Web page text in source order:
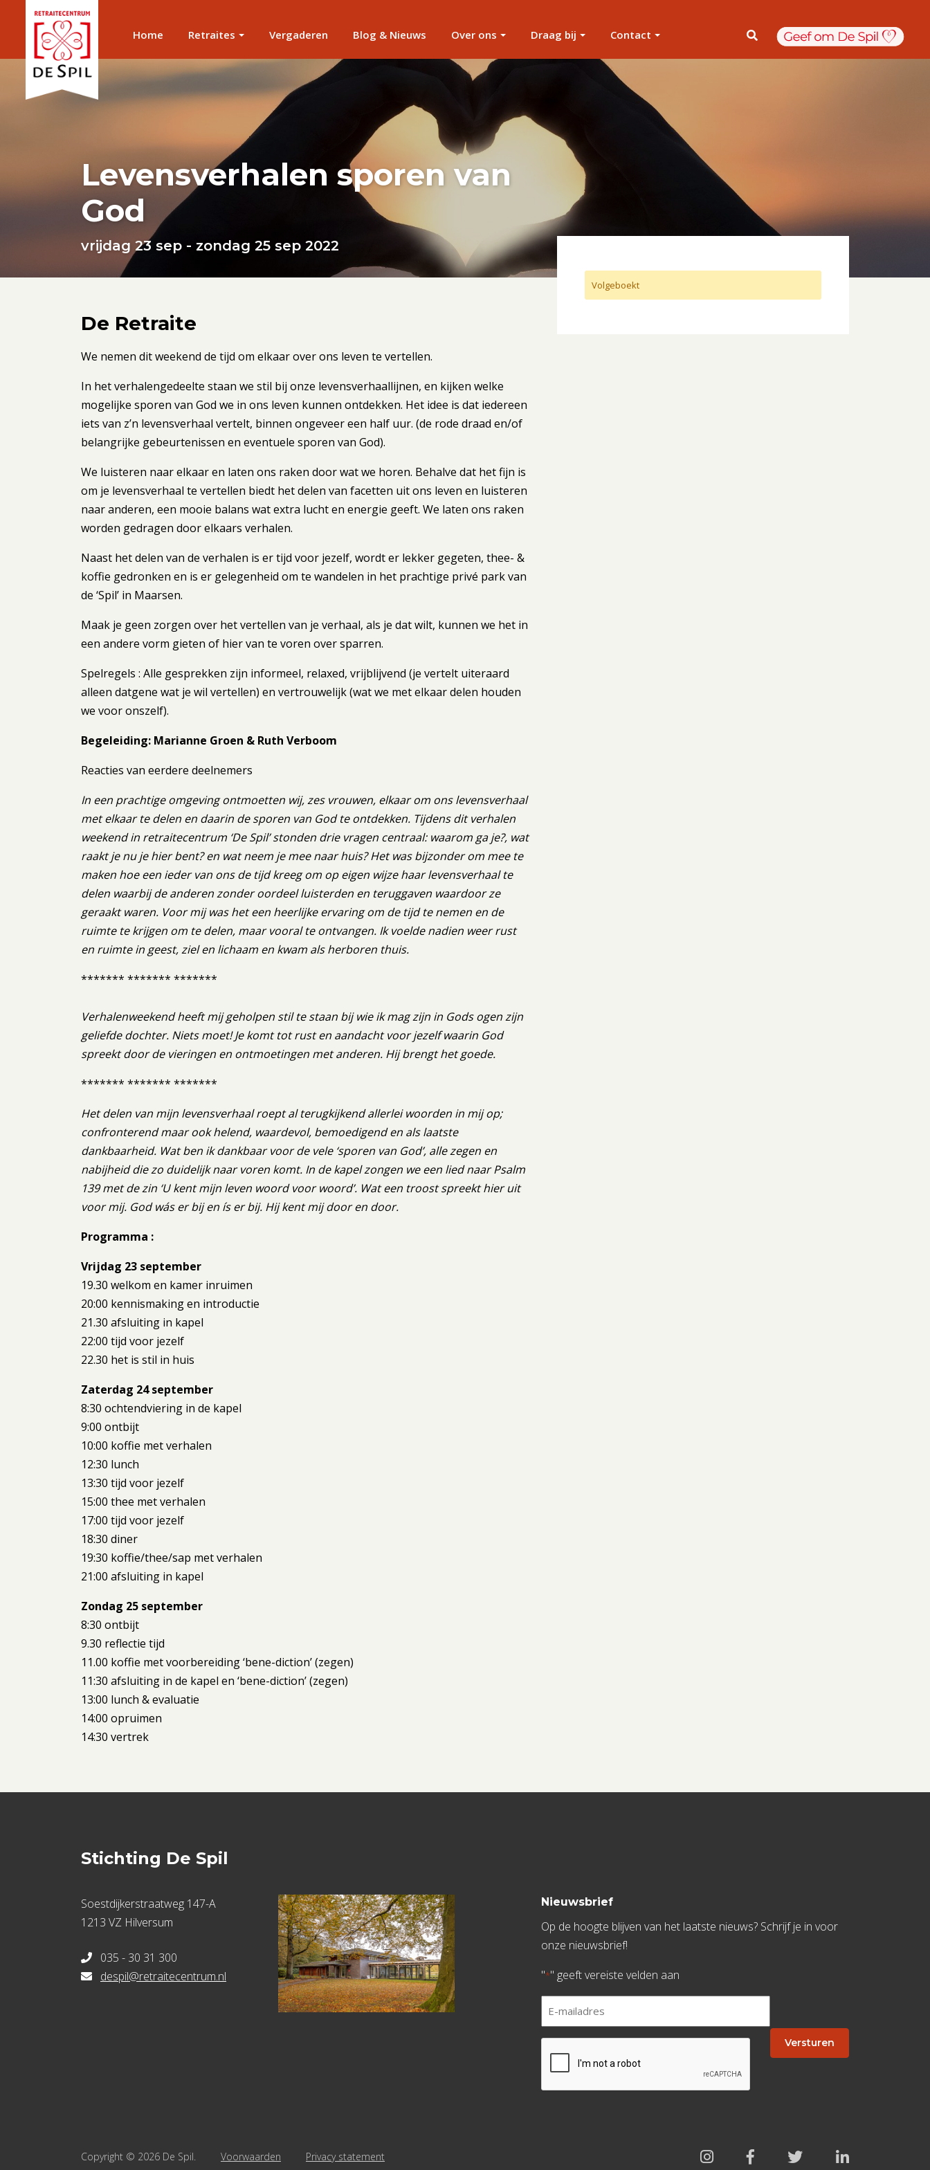
Home Retraites Vergaderen Blog & Nieuws Over ons Draag bij Contact
Levensverhalen sporen van
God
vrijdag 23 sep - zondag 25 sep 2022
De Retraite
We nemen dit weekend de tijd om elkaar over ons leven te vertellen.
In het verhalengedeelte staan we stil bij onze levensverhaallijnen, en kijken welke
mogelijke sporen van God we in ons leven kunnen ontdekken. Het idee is dat iedereen
iets van z’n levensverhaal vertelt, binnen ongeveer een half uur. (de rode draad en/of
belangrijke gebeurtenissen en eventuele sporen van God).
We luisteren naar elkaar en laten ons raken door wat we horen. Behalve dat het fijn is
om je levensverhaal te vertellen biedt het delen van facetten uit ons leven en luisteren
naar anderen, een mooie balans wat extra lucht en energie geeft. We laten ons raken
worden gedragen door elkaars verhalen.
Naast het delen van de verhalen is er tijd voor jezelf, wordt er lekker gegeten, thee- &
koffie gedronken en is er gelegenheid om te wandelen in het prachtige privé park van
de ‘Spil’ in Maarsen.
Maak je geen zorgen over het vertellen van je verhaal, als je dat wilt, kunnen we het in
een andere vorm gieten of hier van te voren over sparren.
Spelregels : Alle gesprekken zijn informeel, relaxed, vrijblijvend (je vertelt uiteraard
alleen datgene wat je wil vertellen) en vertrouwelijk (wat we met elkaar delen houden
we voor onszelf).
Begeleiding: Marianne Groen & Ruth Verboom
Reacties van eerdere deelnemers
In een prachtige omgeving ontmoetten wij, zes vrouwen, elkaar om ons levensverhaal
met elkaar te delen en daarin de sporen van God te ontdekken. Tijdens dit verhalen
weekend in retraitecentrum ‘De Spil’ stonden drie vragen centraal: waarom ga je?, wat
raakt je nu je hier bent? en wat neem je mee naar huis? Het was bijzonder om mee te
maken hoe een ieder van ons de tijd kreeg om op eigen wijze haar levensverhaal te
delen waarbij de anderen zonder oordeel luisterden en teruggaven waardoor ze
geraakt waren. Voor mij was het een heerlijke ervaring om de tijd te nemen en de
ruimte te krijgen om te delen, maar vooral te ontvangen. Ik voelde nadien weer rust
en ruimte in geest, ziel en lichaam en kwam als herboren thuis.
******* ******* *******
Verhalenweekend heeft mij geholpen stil te staan bij wie ik mag zijn in Gods ogen zijn
geliefde dochter. Niets moet! Je komt tot rust en aandacht voor jezelf waarin God
spreekt door de vieringen en ontmoetingen met anderen. Hij brengt het goede.
******* ******* *******
Het delen van mijn levensverhaal roept al terugkijkend allerlei woorden in mij op;
confronterend maar ook helend, waardevol, bemoedigend en als laatste
dankbaarheid. Wat ben ik dankbaar voor de vele ‘sporen van God’, alle zegen en
nabijheid die zo duidelijk naar voren komt. In de kapel zongen we een lied naar Psalm
139 met de zin ‘U kent mijn leven woord voor woord’. Wat een troost spreekt hier uit
voor mij. God wás er bij en ís er bij. Hij kent mij door en door.
Programma :
Vrijdag 23 september
19.30 welkom en kamer inruimen
20:00 kennismaking en introductie
21.30 afsluiting in kapel
22:00 tijd voor jezelf
22.30 het is stil in huis
Zaterdag 24 september
8:30 ochtendviering in de kapel
9:00 ontbijt
10:00 koffie met verhalen
12:30 lunch
13:30 tijd voor jezelf
15:00 thee met verhalen
17:00 tijd voor jezelf
18:30 diner
19:30 koffie/thee/sap met verhalen
21:00 afsluiting in kapel
Zondag 25 september
8:30 ontbijt
9.30 reflectie tijd
11.00 koffie met voorbereiding ‘bene-diction’ (zegen)
11:30 afsluiting in de kapel en ‘bene-diction’ (zegen)
13:00 lunch & evaluatie
14:00 opruimen
14:30 vertrek
Volgeboekt
Stichting De Spil
Soestdijkerstraatweg 147-A
1213 VZ Hilversum
035 - 30 31 300
despil@retraitecentrum.nl
Nieuwsbrief
Op de hoogte blijven van het laatste nieuws? Schrijf je in voor
onze nieuwsbrief!
"*" geeft vereiste velden aan
mailadres
* Versturen
Copyright © 2026 De Spil. Voorwaarden Privacy statement